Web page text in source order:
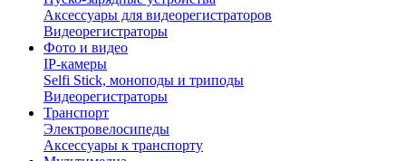
Аксессуары для видеорегистраторов
Видеорегистраторы
Фото и видео
IP-камеры
Selfi Stick, моноподы и триподы
Видеорегистраторы
Транспорт
Электровелосипеды
Аксессуары к транспорту